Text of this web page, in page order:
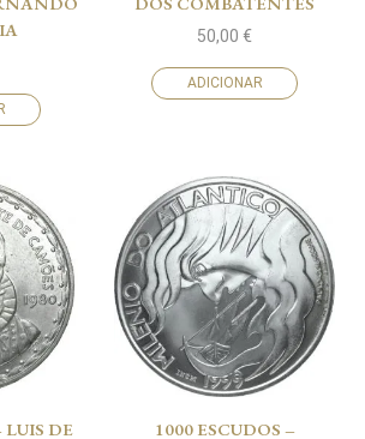
50,00 €
ADICIONAR
LUIS DE
1000 ESCUDOS –